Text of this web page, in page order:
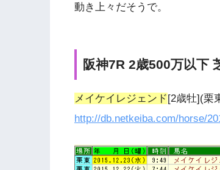
動き上々だそうで。
阪神7R 2歳500万以下
メイケイレジェンド [2歳牡](栗
http://db.netkeiba.com/horse/